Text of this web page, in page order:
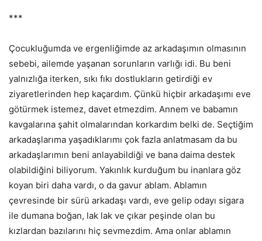
***
Çocukluğumda ve ergenliğimde az arkadaşımın olmasının
sebebi, ailemde yaşanan sorunların varlığı idi. Bu beni
yalnızlığa iterken, sıkı fıkı dostlukların getirdiği ev
ziyaretlerinden hep kaçardım. Çünkü hiçbir arkadaşımı eve
götürmek istemez, davet etmezdim. Annem ve babamın
kavgalarına şahit olmalarından korkardım belki de. Seçtiğim
arkadaşlarıma yaşadıklarımı çok fazla anlatmasam da bu
arkadaşlarımın beni anlayabildiği ve bana daima destek
olabildiğini biliyorum. Yakınlık kurduğum bu inanlara göz
koyan biri daha vardı, o da gavur ablam. Ablamın
çevresinde bir sürü arkadaşı vardı, eve gelip odayı sigara
ile dumana boğan, lak lak ve çıkar peşinde olan bu
kızlardan bazılarını hiç sevmezdim. Ama onlar ablamın